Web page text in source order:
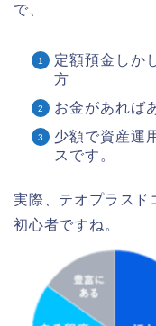
で、
定額預金しか
方
お金があれば
少額で資産運
スです。
実際、テオプラスド
初心者ですね。